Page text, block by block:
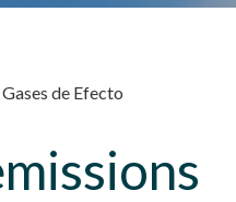
Gases de Efecto